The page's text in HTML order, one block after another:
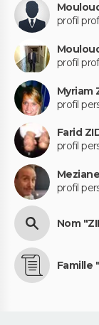
profil
profil
Myriam
profil
Farid
profil
profil
Nom
Famille